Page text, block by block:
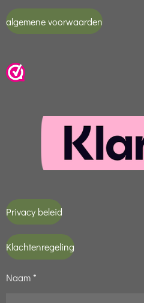
algemene voorwaarden
Privacy beleid
Klachtenregeling
Naam *